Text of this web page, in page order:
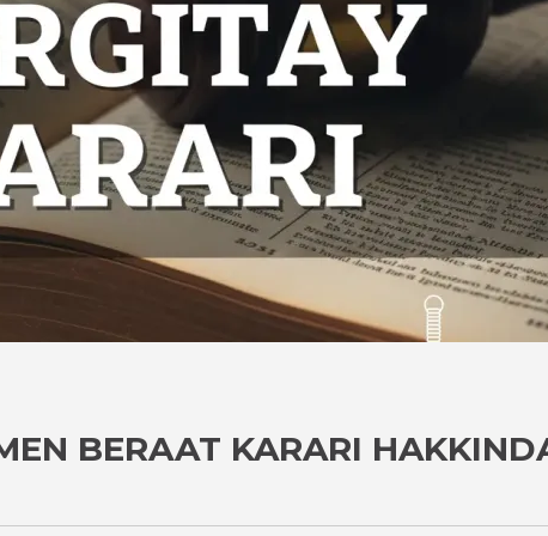
BERAAT KARARI